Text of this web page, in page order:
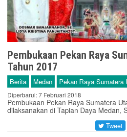
Pembukaan Pekan Raya
Tahun 2017
Berita Medan Pekan Raya Sumatera
Diperbarui: 7 Februari 2018
Pembukaan Pekan Raya Sumatera
dilaksanakan di Tapian Daya Medan,
Tweet